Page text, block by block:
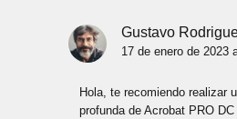
Gustavo
17 de enero de 2023
Hola, te recomiendo realizar
profunda de Acrobat PRO